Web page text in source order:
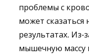
проблемы с
может
результатах. Из-
мышечную массу